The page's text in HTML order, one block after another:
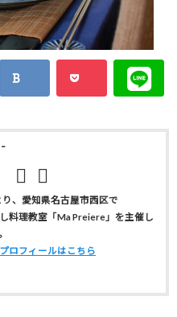
-
、愛知県名古屋市西区で
料理教室「Ma Preiere」を主催し
ロフィールはこちら